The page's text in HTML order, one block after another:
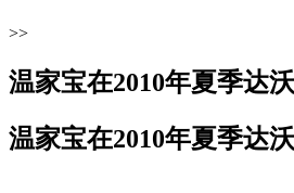
>>
温家宝在2010年夏季达
温家宝在2010年夏季达